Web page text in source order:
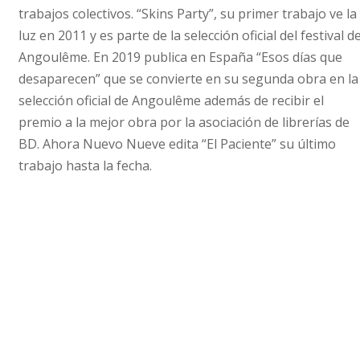
trabajos colectivos. “Skins Party”, su primer trabajo ve la
luz en 2011 y es parte de la selección oficial del festival
Angoulême. En 2019 publica en España “Esos días que
desaparecen” que se convierte en su segunda obra en la
selección oficial de Angoulême además de recibir el
premio a la mejor obra por la asociación de librerías de
BD. Ahora Nuevo Nueve edita “El Paciente” su último
trabajo hasta la fecha.